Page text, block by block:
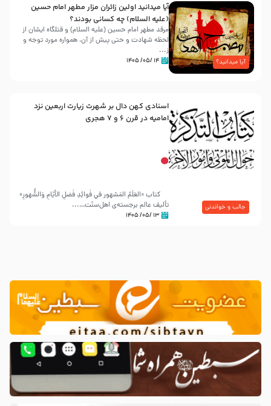
آیا میدانید؟
آیا میدانید اولین زائران مزار مطهر امام حسین
(علیه السلام) چه کسانی بودند؟
مرقد مطهر امام حسین (علیه السلام) و قتلگاه ایشان از
لحظه شهادت و حتی پیش از آن، همواره مورد توجه و
ز...
۱۴ /۰۵/ ۱۴۰۵
جالب و خواندنی
اسنادی کهن دال بر شهرت زیارت اربعین نزد
امامیه در قرن ۶ و ۷ هجری
کتاب «العَلَمُ المَشهور في فَوائِدِ فَضلِ الأيّامِ وَالشُّهورِ»
تألیف عالم برجسته‌ی اهل‌سنّت…...
۱۳ /۰۵/ ۱۴۰۵